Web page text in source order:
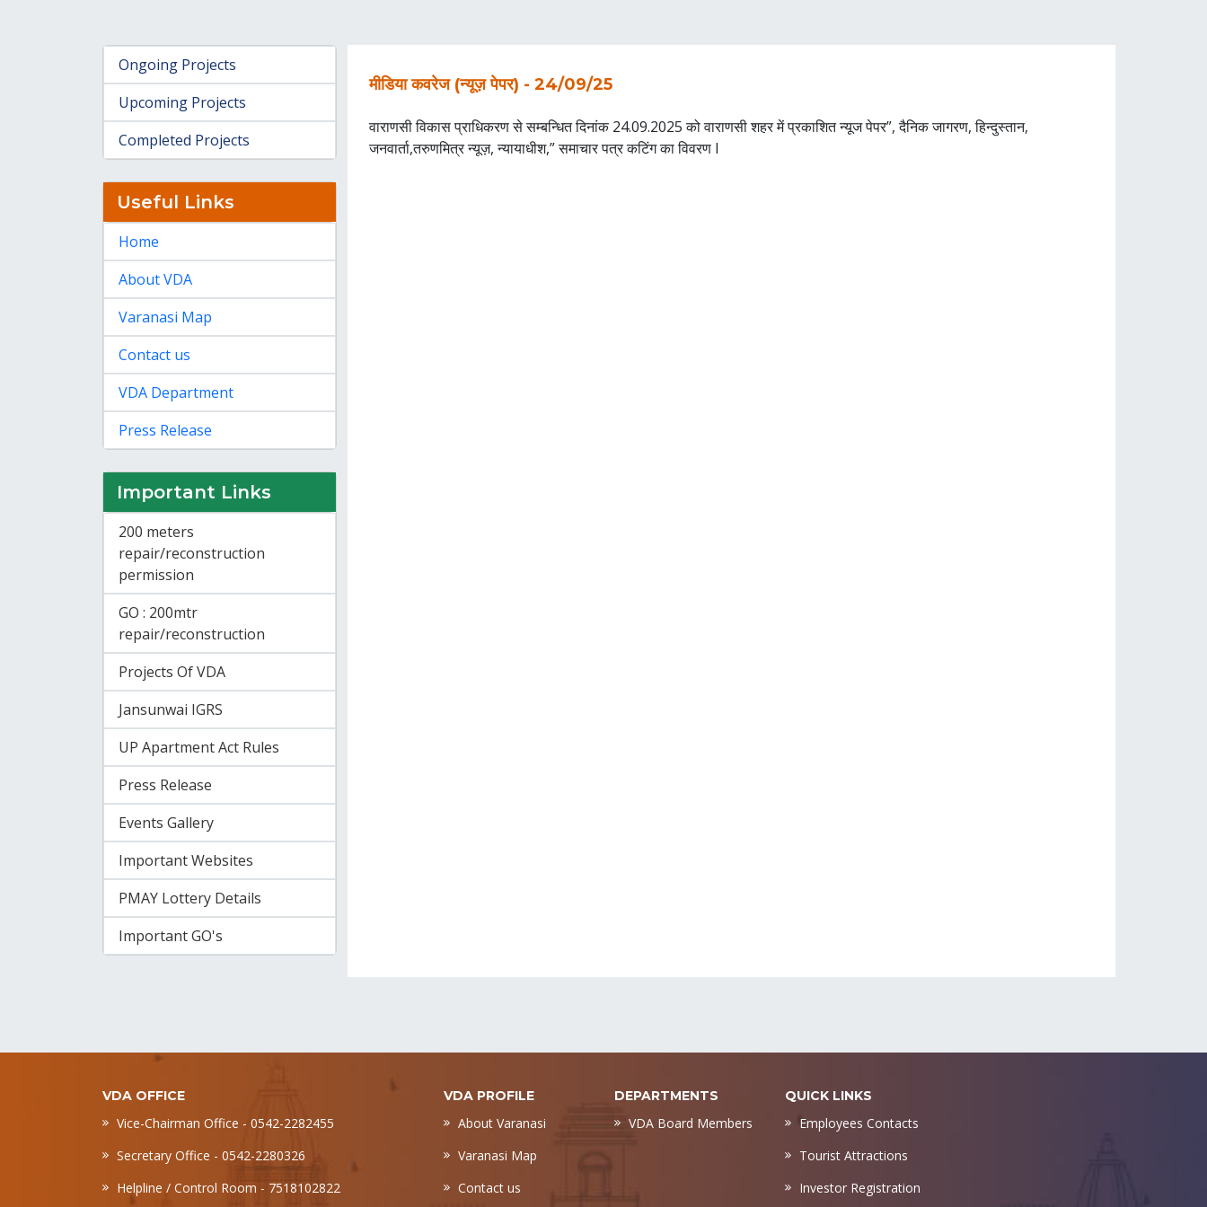
मीडिया कवरेज (न्यूज़ पेपर) - 24/09/25
वाराणसी विकास प्राधिकरण से सम्बन्धित दिनांक 24.09.2025 को वाराणसी शहर में प्रकाशित न्यूज पेपर”, दैनिक जागरण, हिन्दुस्तान,
जनवार्ता,तरुणमित्र न्यूज़, न्यायाधीश,” समाचार पत्र कटिंग का विवरण I
Ongoing Projects
Upcoming Projects
Completed Projects
Useful Links
Home
About VDA
Varanasi Map
Contact us
VDA Department
Press Release
Important Links
200 meters
repair/reconstruction
permission
GO : 200mtr
repair/reconstruction
Projects Of VDA
Jansunwai IGRS
UP Apartment Act Rules
Press Release
Events Gallery
Important Websites
PMAY Lottery Details
Important GO's
VDA OFFICE
Vice-Chairman Office - 0542-2282455
Secretary Office - 0542-2280326
Helpline / Control Room - 7518102822
VDA PROFILE
About Varanasi
Varanasi Map
Contact us
DEPARTMENTS
VDA Board Members
QUICK LINKS
Employees Contacts
Tourist Attractions
Investor Registration